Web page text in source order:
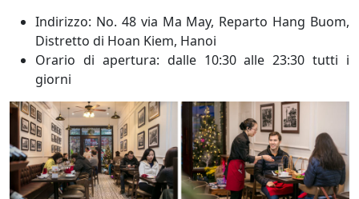
Indirizzo: No. 48 via Ma May, Reparto Hang Buom,
Distretto di Hoan Kiem, Hanoi
Orario di apertura: dalle 10:30 alle 23:30 tutti i
giorni